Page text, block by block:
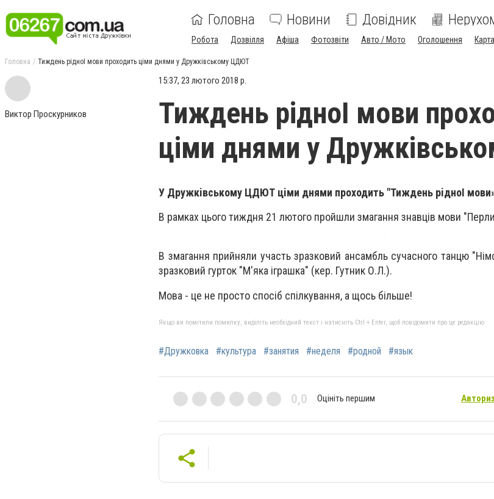
Головна Новини Довідник
Робота Дозвілля Афіша Фотозвіти Авто / Мото Оголошення
Головна Тиждень рiдноI мови проходить цiми днями у Дружкiвському ЦДЮТ
Виктор Проскурников
15:37, 23 лютого 2018 р.
Тиждень рiдноI мови
цiми днями у
У Дружкiвському ЦДЮТ цiми днями проходить "Тиждень рiдноI
В рамках цього тиждня 21 лютого пройшли змагання знавців мови
В змагання прийняли участь зразковий ансамбль сучасного танцю
зразковий гурток "М'яка іграшка" (кер. Гутник О.Л.).
Мова - це не просто спосіб спілкування, а щось більше!
Якщо ви помітили помилку, виділіть необхідний текст і натисніть Ctrl + Enter, щоб повідомити про це редакцію
#Дружковка #культура #занятия #неделя #родной #язык
0,0 Оцініть першим